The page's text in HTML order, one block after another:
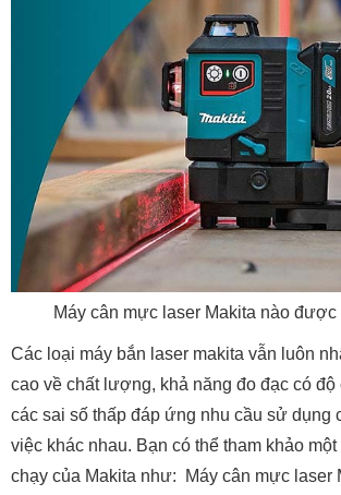
Máy cân mực laser Makita nào
Các loại máy bắn laser makita vẫn luôn
cao về chất lượng, khả năng đo đạc có độ
các sai số thấp đáp ứng nhu cầu sử dụng
việc khác nhau. Bạn có thể tham khảo
chạy của Makita như: Máy cân mực laser